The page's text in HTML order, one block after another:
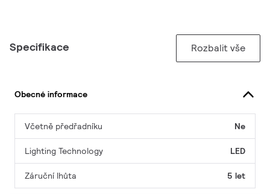
Specifikace Rozbalit vše
Obecné informace
Včetně předřadníku Ne
Lighting Technology LED
Záruční lhůta 5 let